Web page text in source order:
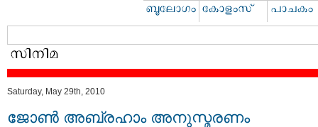
Saturday, May 29th, 2010
ജോണ്‍ അബ്രഹാം അനുസ്മരണം